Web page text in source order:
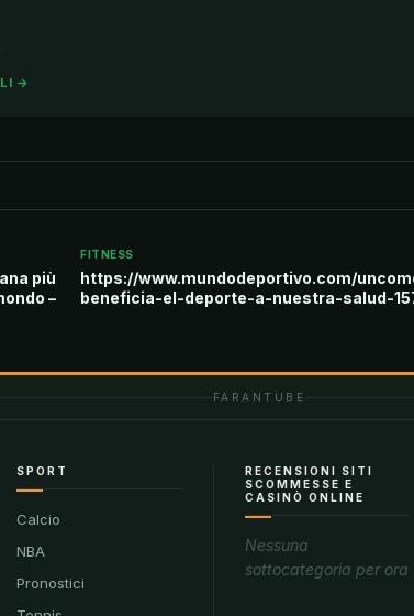
→
più
–
FITNESS
https://www.mundodeportivo.com/
beneficia-el-deporte-a-nuestra-salud-
FARANTUBE
SPORT
Calcio
NBA
Pronostici
RECENSIONI SITI
SCOMMESSE E
CASINÒ ONLINE
Nessuna
sottocategoria per ora